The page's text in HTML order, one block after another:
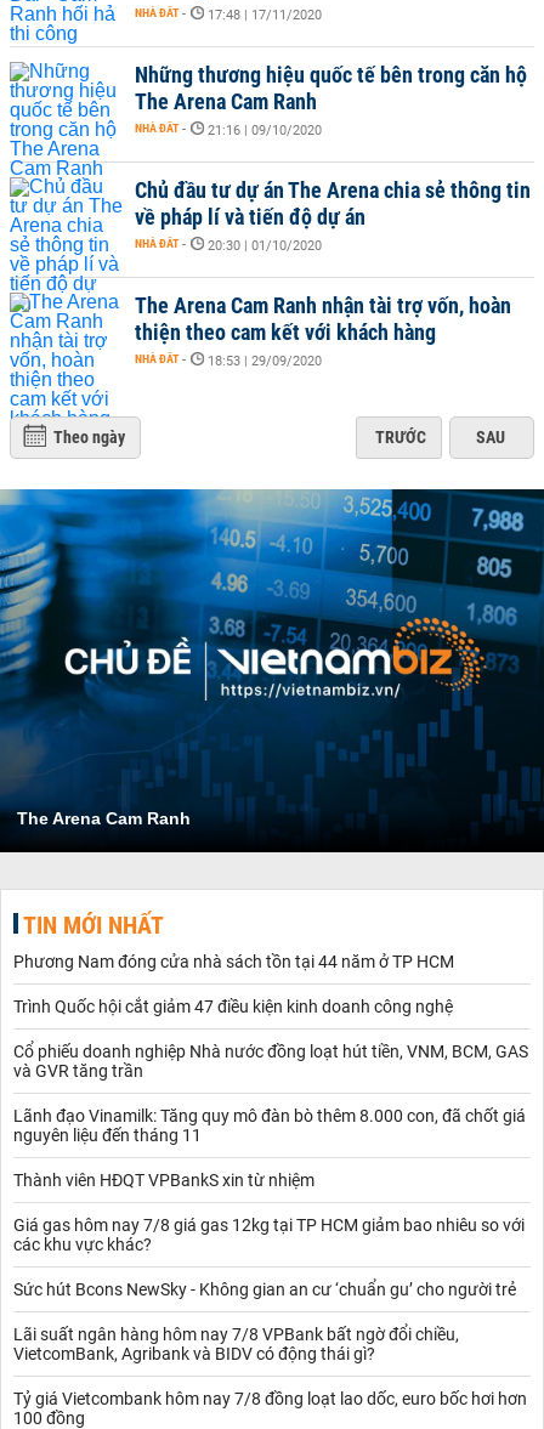
NHÀ ĐẤT - 17:48 | 17/11/2020
Những thương hiệu quốc tế bên trong căn hộ
The Arena Cam Ranh
NHÀ ĐẤT - 21:16 | 09/10/2020
Chủ đầu tư dự án The Arena chia sẻ thông tin
về pháp lí và tiến độ dự án
NHÀ ĐẤT - 20:30 | 01/10/2020
The Arena Cam Ranh nhận tài trợ vốn, hoàn
thiện theo cam kết với khách hàng
NHÀ ĐẤT - 18:53 | 29/09/2020
Theo ngày TRƯỚC SAU
The Arena Cam Ranh
TIN MỚI NHẤT
Phương Nam đóng cửa nhà sách tồn tại 44 năm ở TP HCM
Trình Quốc hội cắt giảm 47 điều kiện kinh doanh công nghệ
Cổ phiếu doanh nghiệp Nhà nước đồng loạt hút tiền, VNM, BCM, GAS
và GVR tăng trần
Lãnh đạo Vinamilk: Tăng quy mô đàn bò thêm 8.000 con, đã chốt giá
nguyên liệu đến tháng 11
Thành viên HĐQT VPBankS xin từ nhiệm
Giá gas hôm nay 7/8 giá gas 12kg tại TP HCM giảm bao nhiêu so với
các khu vực khác?
Sức hút Bcons NewSky - Không gian an cư ‘chuẩn gu’ cho người trẻ
Lãi suất ngân hàng hôm nay 7/8 VPBank bất ngờ đổi chiều,
VietcomBank, Agribank và BIDV có động thái gì?
Tỷ giá Vietcombank hôm nay 7/8 đồng loạt lao dốc, euro bốc hơi hơn
100 đồng